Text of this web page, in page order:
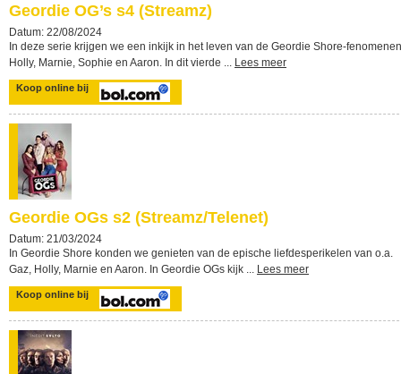
Geordie OG’s s4 (Streamz)
Datum: 22/08/2024
In deze serie krijgen we een inkijk in het leven van de Geordie Shore-fenomenen
Holly, Marnie, Sophie en Aaron. In dit vierde ... Lees meer
Koop online bij
Geordie OGs s2 (Streamz/Telenet)
Datum: 21/03/2024
In Geordie Shore konden we genieten van de epische liefdesperikelen van o.a.
Gaz, Holly, Marnie en Aaron. In Geordie OGs kijk ... Lees meer
Koop online bij